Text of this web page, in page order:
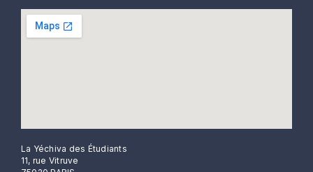
La Yéchiva des Étudiants
11, rue Vitruve